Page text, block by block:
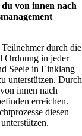
von innen nach
durch die
Ordnung in jeder
Seele in Einklang
unterstützen. Durch
innen nach
erreichen.
diesen